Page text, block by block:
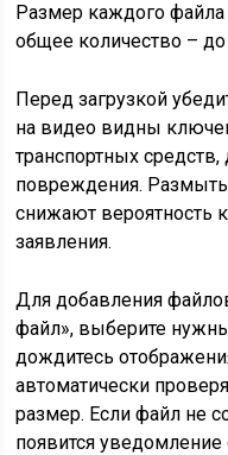
Размер каждого
общее количество –
Перед загрузкой
на видео видны
транспортных
повреждения.
снижают вероятность
заявления.
Для добавления
файл», выберите
дождитесь
автоматически
размер. Если файл не
появится